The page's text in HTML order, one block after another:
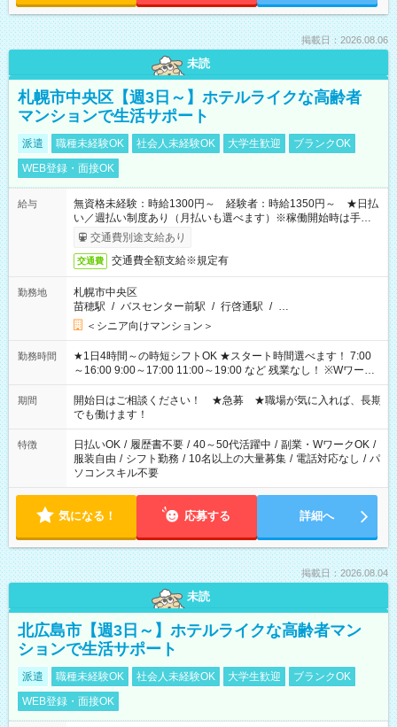
掲載日：2026.08.06
未読
札幌市中央区【週3日～】ホテルライクな高齢者
マンションで生活サポート
派遣 職種未経験OK 社会人未経験OK 大学生歓迎
ブランクOK
WEB登録・面接OK
給与
無資格未経験：時給1300円～ 経験者：時給1350円～ ★日払
い／週払い制度あり（月払いも選べます）※稼働開始時は手続き
完了次第のお支払いとなります。
交通費別途支給あり
交通費 交通費全額支給※規定有
勤務地
札幌市中央区
苗穂駅 / バスセンター前駅 / 行啓通駅 / …
＜シニア向けマンション＞
勤務時間
★1日4時間～の時短シフトOK ★スタート時間選べます！ 7:00
～16:00 9:00～17:00 11:00～19:00 など 残業なし！ ※Wワーク
の場合、他のお仕事と合わせ週40時間超の就業はご案内できま
せん ※法令に基づき、週20時間以上勤務は社会保険への加入対
象となります ※労働者派遣法（日雇い派遣の原則禁止）によ
り、短時間・短期間の就業はご案内が難しい場合があります
期間
開始日はご相談ください！ ★急募 ★職場が気に入れば、長期
でも働けます！
特徴 日払いOK / 履歴書不要 / 40～50代活躍中 / 副業・WワークOK /
服装自由 / シフト勤務 / 10名以上の大量募集 / 電話対応なし / パ
ソコンスキル不要
気になる！ 応募する 詳細へ
掲載日：2026.08.04
未読
北広島市【週3日～】ホテルライクな高齢者マン
ションで生活サポート
派遣 職種未経験OK 社会人未経験OK 大学生歓迎
ブランクOK
WEB登録・面接OK